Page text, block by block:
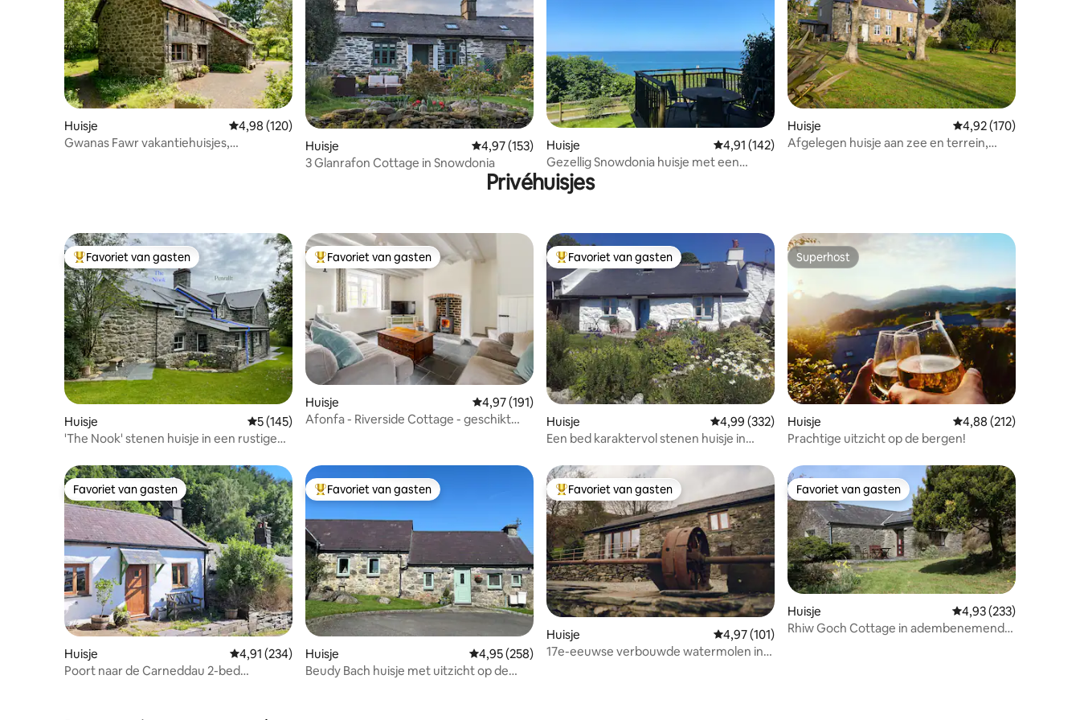
Huisje Gemiddelde beoordeling van 4,98 op 5, 120 recensies
4,98 (120)
Gwanas Fawr vakantiehuisjes,
Huisje Gemiddelde beoordeling van 4,97 op 5, 153 recensies
4,97 (153)
3 Glanrafon Cottage in Snowdonia
Huisje Gemiddelde beoordeling van 4,91 op 5, 142 recensies
4,91 (142)
Gezellig Snowdonia huisje met een
panoramisch zeezicht
Huisje Gemiddelde
4,92 (170)
Afgelegen huisje aan zee en terrein,
Privéhuisjes
Topfavoriet van gasten
Favoriet van gasten
Huisje Gemiddelde beoordeling van 5 op 5, 145 recensies
5 (145)
'The Nook' stenen huisje in een rustige
Topfavoriet van gasten
Favoriet van gasten
Huisje Gemiddelde beoordeling van 4,97 op 5, 191 recensies
4,97 (191)
Afonfa - Riverside Cottage - geschikt
Topfavoriet van gasten
Favoriet van gasten
Huisje Gemiddelde beoordeling van 4,99 op 5, 332 recensies
4,99 (332)
Een bed karaktervol stenen huisje in
Superhost
Superhost
Huisje Gemiddelde
4,88 (212)
Prachtige uitzicht op de bergen!
Favoriet van gasten
Favoriet van gasten
Huisje Gemiddelde beoordeling van 4,91 op 5, 234 recensies
4,91 (234)
Poort naar de Carneddau 2-bed
Topfavoriet van gasten
Favoriet van gasten
Huisje Gemiddelde beoordeling van 4,95 op 5, 258 recensies
4,95 (258)
Beudy Bach huisje met uitzicht op de
Topfavoriet van gasten
Favoriet van gasten
Huisje Gemiddelde beoordeling van 4,97 op 5, 101 recensies
4,97 (101)
17e-eeuwse verbouwde watermolen in
Favoriet van gasten
Favoriet van gasten
Huisje Gemiddelde
4,93 (233)
Rhiw Goch Cottage in adembenemende